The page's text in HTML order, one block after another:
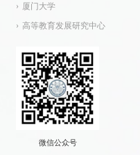
厦门大学
高等教育发展研究中心
微信公众号